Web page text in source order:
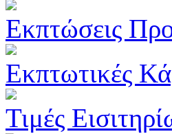
Εκπτώσεις
Εκπτωτικές
Τιμές